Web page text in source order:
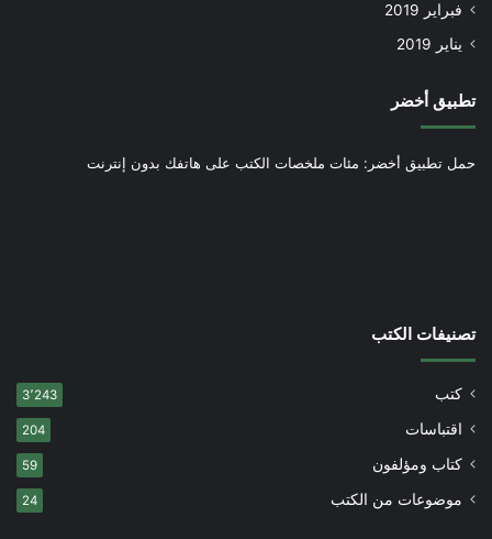
فبراير 2019
يناير 2019
تطبيق أخضر
حمل تطبيق أخضر: مئات ملخصات الكتب على هاتفك بدون إنترنت
تصنيفات الكتب
كتب 3٬243
اقتباسات 204
كتاب ومؤلفون 59
موضوعات من الكتب 24